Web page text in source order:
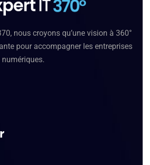
nous croyons qu’une vision à 360°
pour accompagner les entreprises